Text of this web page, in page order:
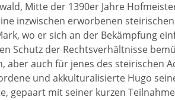
Mitte der 1390er Jahre
inzwischen erworbenen
wo er sich an der Bekämpfung
Schutz der Rechtsverhältnisse
aber auch für jenes des steirischen
und akkulturalisierte Hugo
gepaart mit seiner kurzen